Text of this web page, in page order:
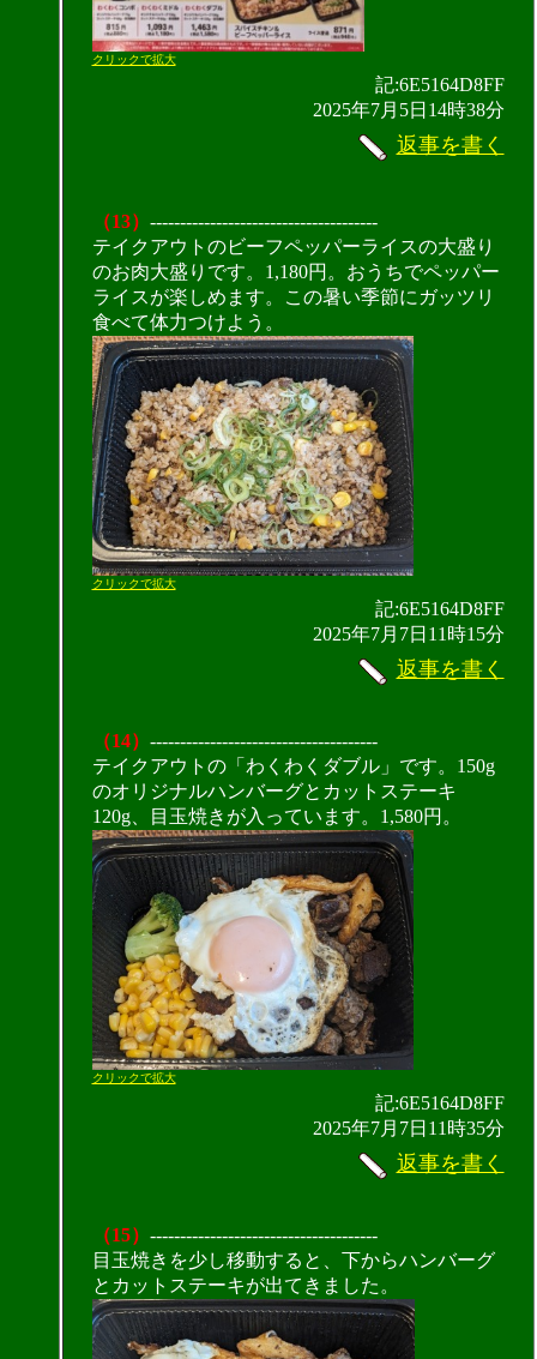
クリックで拡大
記:6E5164D8FF
2025年7月5日14時38分
返事を書く
（13） --------------------------------------
テイクアウトのビーフペッパーライスの大盛り
のお肉大盛りです。1,180円。おうちでペッパー
ライスが楽しめます。この暑い季節にガッツリ
食べて体力つけよう。
クリックで拡大
記:6E5164D8FF
2025年7月7日11時15分
返事を書く
（14） --------------------------------------
テイクアウトの「わくわくダブル」です。150g
のオリジナルハンバーグとカットステーキ
120g、目玉焼きが入っています。1,580円。
クリックで拡大
記:6E5164D8FF
2025年7月7日11時35分
返事を書く
（15） --------------------------------------
目玉焼きを少し移動すると、下からハンバーグ
とカットステーキが出てきました。